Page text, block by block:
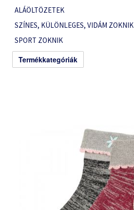
ALÁÖLTÖZETEK
SZÍNES, KÜLÖNLEGES, VIDÁM ZOKNIK
SPORT ZOKNIK
Termékkategóriák